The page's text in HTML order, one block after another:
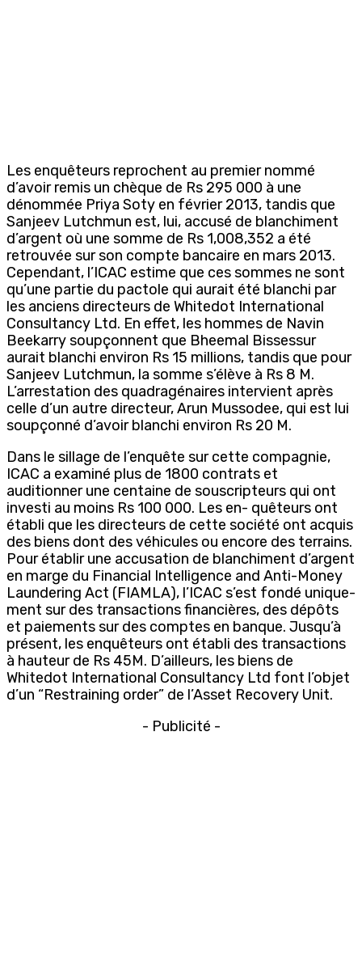
Les enquêteurs reprochent au premier nommé
d’avoir remis un chèque de Rs 295 000 à une
dénommée Priya Soty en février 2013, tandis que
Sanjeev Lutchmun est, lui, accusé de blanchiment
d’argent où une somme de Rs 1,008,352 a été
retrouvée sur son compte bancaire en mars 2013.
Cependant, l’ICAC estime que ces sommes ne sont
qu’une partie du pactole qui aurait été blanchi par
les anciens directeurs de Whitedot International
Consultancy Ltd. En effet, les hommes de Navin
Beekarry soupçonnent que Bheemal Bissessur
aurait blanchi environ Rs 15 millions, tandis que pour
Sanjeev Lutchmun, la somme s’élève à Rs 8 M.
L’arrestation des quadragénaires intervient après
celle d’un autre directeur, Arun Mussodee, qui est lui
soupçonné d’avoir blanchi environ Rs 20 M.
Dans le sillage de l’enquête sur cette compagnie,
ICAC a examiné plus de 1800 contrats et
auditionner une centaine de souscripteurs qui ont
investi au moins Rs 100 000. Les en- quêteurs ont
établi que les directeurs de cette société ont acquis
des biens dont des véhicules ou encore des terrains.
Pour établir une accusation de blanchiment d’argent
en marge du Financial Intelligence and Anti-Money
Laundering Act (FIAMLA), l’ICAC s’est fondé unique-
ment sur des transactions financières, des dépôts
et paiements sur des comptes en banque. Jusqu’à
présent, les enquêteurs ont établi des transactions
à hauteur de Rs 45M. D’ailleurs, les biens de
Whitedot International Consultancy Ltd font l’objet
d’un “Restraining order” de l’Asset Recovery Unit.
- Publicité -